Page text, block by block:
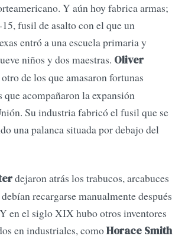
Y aún hoy fabrica armas;
fusil de asalto con el que un
entró a una escuela primaria y
niños y dos maestras. Oliver
de los que amasaron fortunas
acompañaron la expansión
Su industria fabricó el fusil que se
una palanca situada por debajo del
dejaron atrás los trabucos, arcabuces
recargarse manualmente después
en el siglo XIX hubo otros inventores
en industriales, comoHorace Smith